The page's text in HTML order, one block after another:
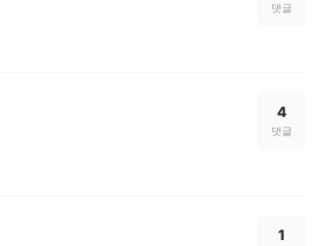
댓글
4
댓글
1